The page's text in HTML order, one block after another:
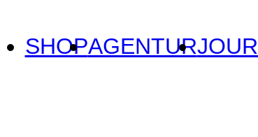
SHOPAGENTUR